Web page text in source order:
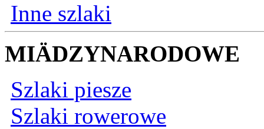
Inne szlaki
MIÄDZYNARODOWE
Szlaki piesze
Szlaki rowerowe